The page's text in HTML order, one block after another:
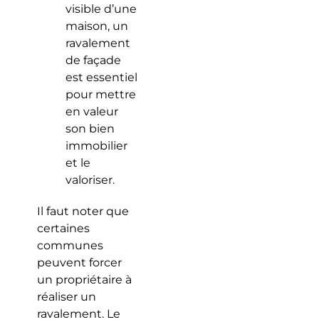
visible d’une
maison, un
ravalement
de façade
est essentiel
pour mettre
en valeur
son bien
immobilier
et le
valoriser.
Il faut noter que
certaines
communes
peuvent forcer
un propriétaire à
réaliser un
ravalement. Le